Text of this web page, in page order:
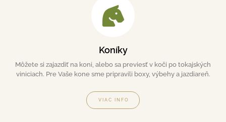
Koníky
Môžete si zajazdiť na koni, alebo sa previesť v koči po tokajských
viniciach. Pre Vaše kone sme pripravili boxy, výbehy a jazdiareň.
VIAC INFO